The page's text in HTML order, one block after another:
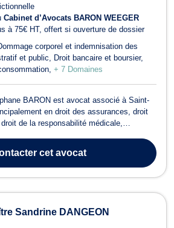
Cabinet d’Avocats BARON WEEGER
à 75€ HT, offert si ouverture de dossier
corporel et indemnisation des
et public
Droit bancaire et boursier
+ 7 Domaines
BARON est avocat associé à Saint-
en droit des assurances, droit
de la responsabilité médicale,
Il accompagne les particuliers comme
cet avocat
Sandrine DANGEON